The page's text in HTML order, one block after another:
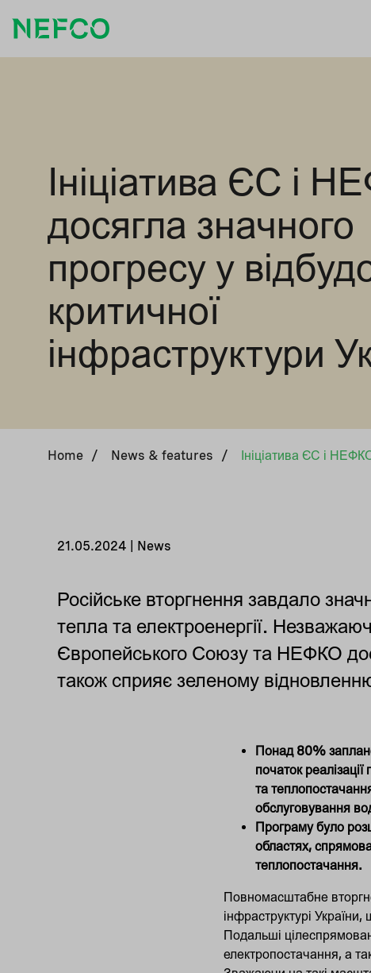
Ініціатива ЄС і
досягла значного
прогресу у
критичної
інфраструктури
Home / News & features /
21.05.2024 | News
Російське вторгнення завдало
тепла та електроенергії.
Європейського Союзу та НЕФКО
також сприяє зеленому відновленню
Понад 80%
початок
та
обслуговування
Програму було
областях,
теплопостачання.
Повномасштабне
інфраструктурі
Подальші
електропостачання, а